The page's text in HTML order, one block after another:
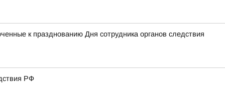
к празднованию Дня сотрудника органов следствия
РФ